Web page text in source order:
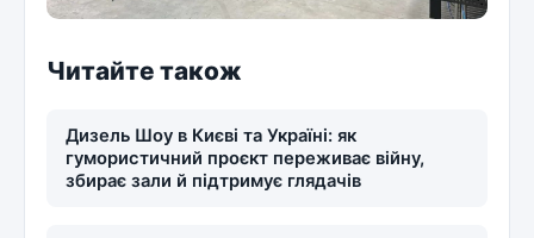
Читайте також
Дизель Шоу в Києві та Україні: як
гумористичний проєкт переживає війну,
збирає зали й підтримує глядачів